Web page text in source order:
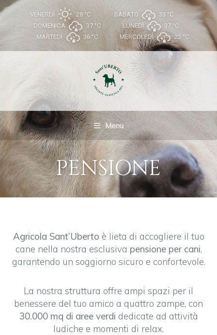
VENERDÌ 28 °C SABATO 33 °C
DOMENICA
37 °C LUNEDÌ 37 °C
MARTEDÌ
36 °C MERCOLEDÌ 22 °C
Menu
PENSIONE
Agricola Sant’Uberto è lieta di accogliere il tuo
cane nella nostra esclusiva pensione per cani,
garantendo un soggiorno sicuro e confortevole.
La nostra struttura offre ampi spazi per il
benessere del tuo amico a quattro zampe, con
30.000 mq di aree verdi dedicate ad attività
ludiche e momenti di relax.